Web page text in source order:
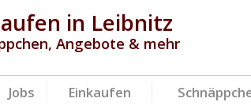
in Leibnitz
Angebote & mehr
Jobs Einkaufen